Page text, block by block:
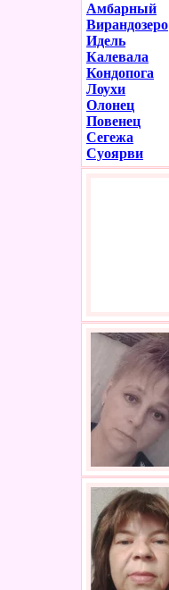
Амбарный
Вирандозеро
Идель
Калевала
Кондопога
Лоухи
Олонец
Повенец
Сегежа
Суоярви